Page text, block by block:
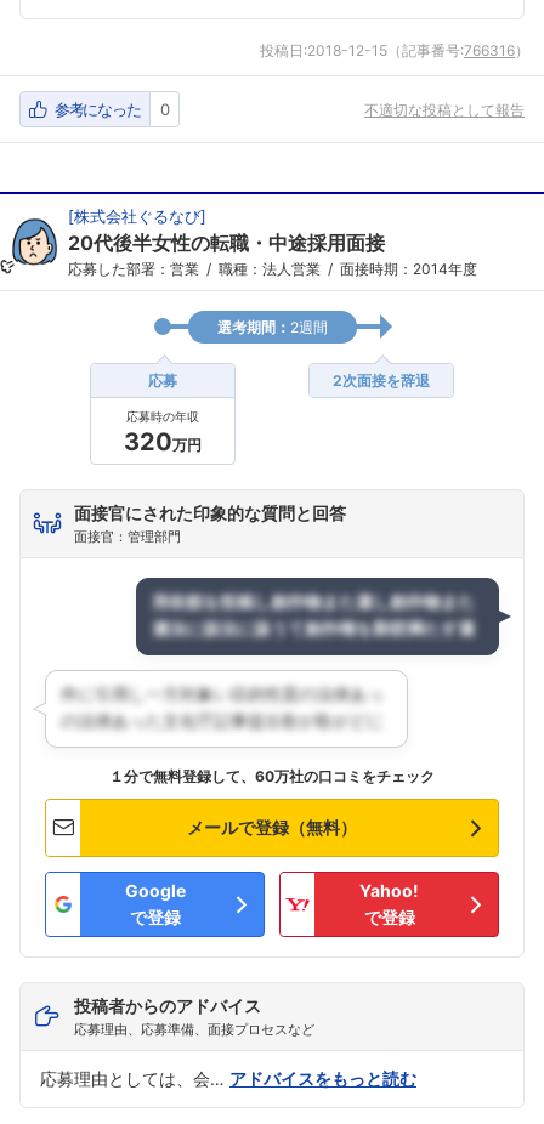
フォローしました
投稿日:2018-12-15 （記事番号:766316）
参考になった 0 不適切な投稿として報告
[株式会社ぐるなび]
20代後半女性の転職・中途採用面接
応募した部署：営業 職種：法人営業 面接時期：2014年度
選考期間： 2週間
応募
応募時の年収
320万円
2次面接を辞退
面接官にされた印象的な質問と回答
面接官：管理部門
１分で無料登録して、60万社の口コミをチェック
メールで登録（無料）
Google
で登録
Yahoo!
で登録
投稿者からのアドバイス
応募理由、応募準備、面接プロセスなど
応募理由としては、会… アドバイスをもっと読む